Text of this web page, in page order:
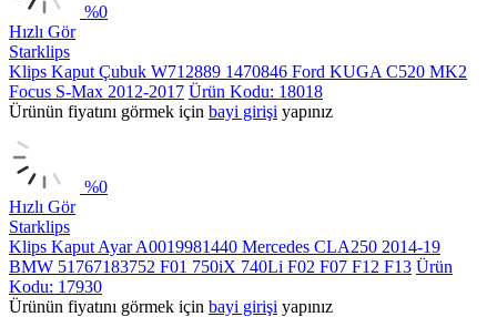
%0
Hızlı Gör
Starklips
Klips Kaput Çubuk W712889 1470846 Ford KUGA C520 MK2
Focus S-Max 2012-2017 Ürün Kodu: 18018
Ürünün fiyatını görmek için bayi girişi yapınız
%0
Hızlı Gör
Starklips
Klips Kaput Ayar A0019981440 Mercedes CLA250 2014-19
BMW 51767183752 F01 750iX 740Li F02 F07 F12 F13 Ürün
Kodu: 17930
Ürünün fiyatını görmek için bayi girişi yapınız